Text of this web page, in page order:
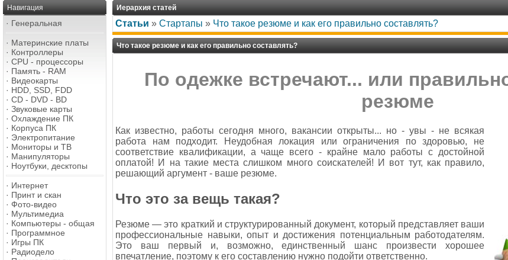
Навигация
· Генеральная
· Материнские платы
· Контроллеры
· CPU - процессоры
· Память - RAM
· Видеокарты
· HDD, SSD, FDD
· CD - DVD - BD
· Звуковые карты
· Охлаждение ПК
· Корпуса ПК
· Электропитание
· Мониторы и ТВ
· Манипуляторы
· Ноутбуки, десктопы
· Интернет
· Принт и скан
· Фото-видео
· Мультимедиа
· Компьютеры - общая
· Программное
· Игры ПК
· Радиодело
Иерархия статей
Статьи » Стартапы » Что такое резюме и как его правильно составлять?
Что такое резюме и как его правильно составлять?
По одежке встречают... или
резюме
Как известно, работы сегодня много, вакансии открыты... но - увы - не всякая
работа нам подходит. Неудобная локация или ограничения по здоровью, не
соответствие квалификации, а чаще всего - крайне мало работы с достойной
оплатой! И на такие места слишком много соискателей! И вот тут, как правило,
решающий аргумент - ваше резюме.
Что это за вещь такая?
Резюме — это краткий и структурированный документ, который представляет ваши
профессиональные навыки, опыт и достижения потенциальным работодателям.
Это ваш первый и, возможно, единственный шанс произвести хорошее
впечатление, поэтому к его составлению нужно подойти ответственно.